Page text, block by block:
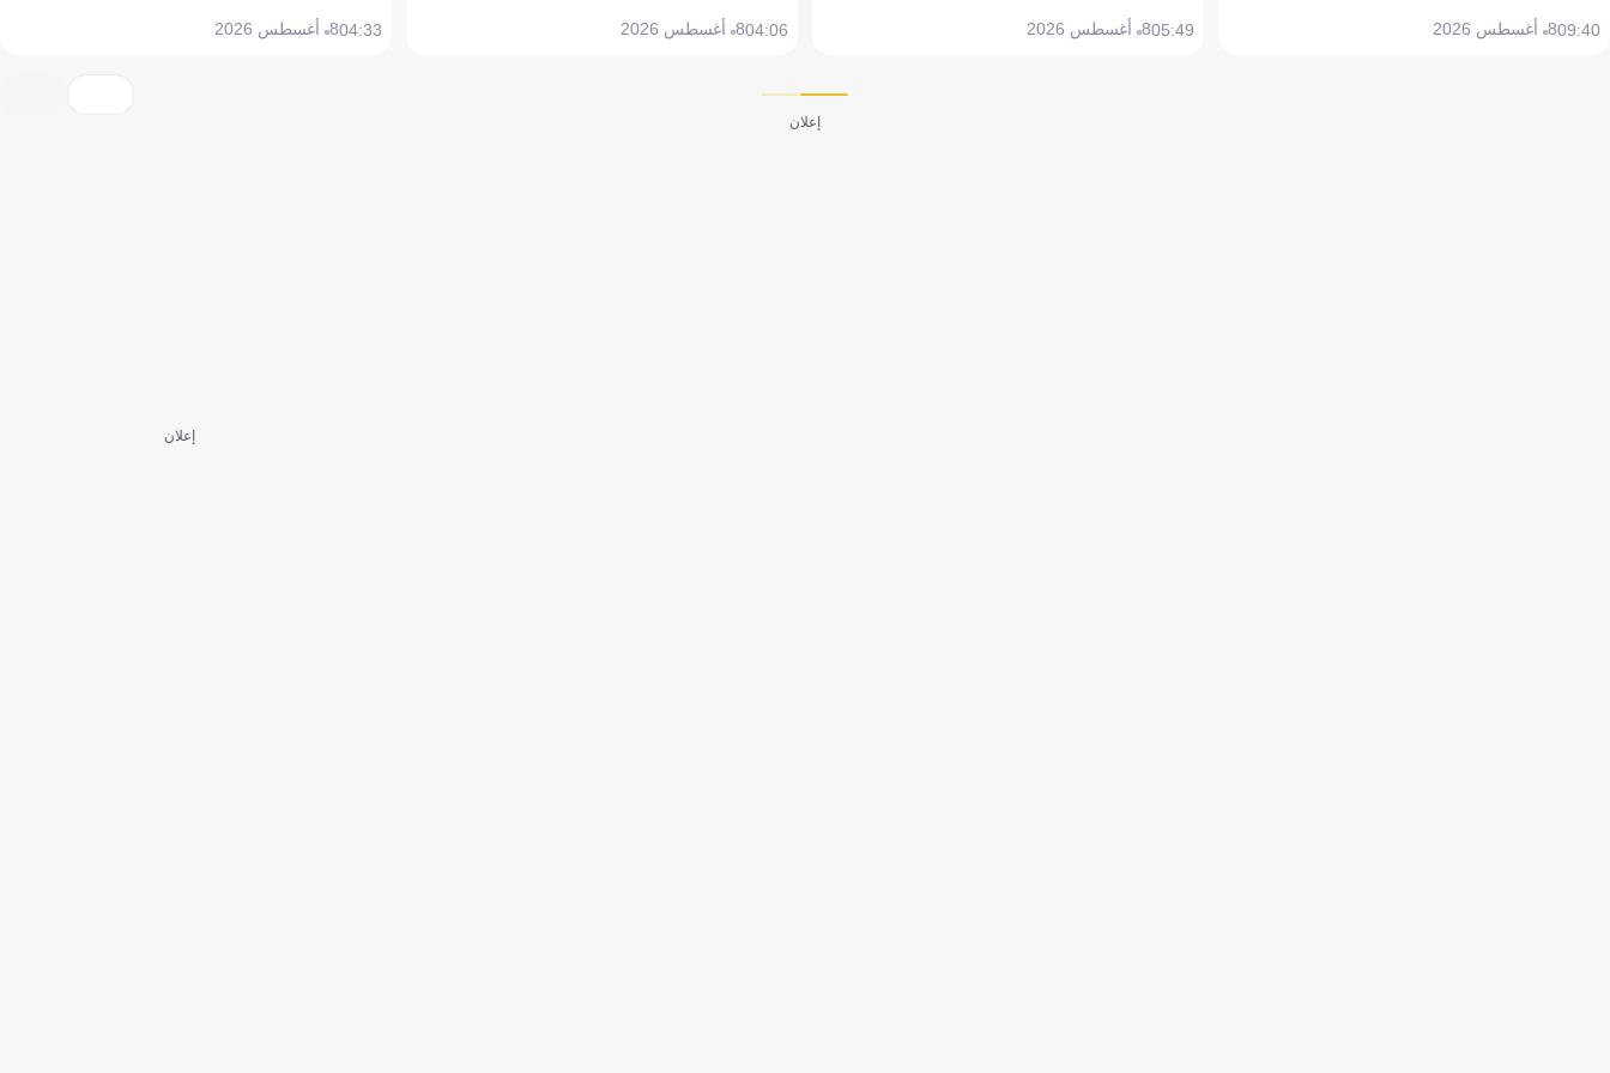
09:408 أغسطس 2026 05:498 أغسطس 2026 04:068 أغسطس 2026 04:338 أغسطس 2026
إعلان
إعلان